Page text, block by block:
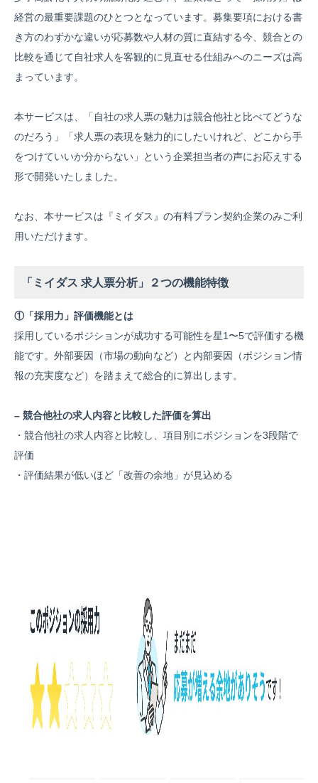
経営の最重要課題のひとつとなっています。募集要項における書
き方のわずかな違いが応募数や人材の質に直結する今、競合との
比較を通じて自社求人を客観的に見直せる仕組みへのニーズは高
まっています。
本サービスは、「自社の求人票の魅力は競合他社と比べてどうな
のだろう」「求人票の表現を魅力的にしたいけれど、どこから手
をつけていいか分からない」という企業担当者の声にお応えする
形で開発いたしました。
なお、本サービスは『ミイダス』の有料プラン契約企業のみご利
用いただけます。
「ミイダス 求人票分析」２つの機能特徴
①「採用力」評価機能とは
採用しているポジションが成功する可能性を星1〜5で評価する機
能です。外部要因（市場の動向など）と内部要因（ポジション情
報の充実度など）を踏まえて総合的に算出します。
– 競合他社の求人内容と比較した評価を算出
・競合他社の求人内容と比較し、項目別にポジションを3段階で
評価
・評価結果が低いほど「改善の余地」が見込める